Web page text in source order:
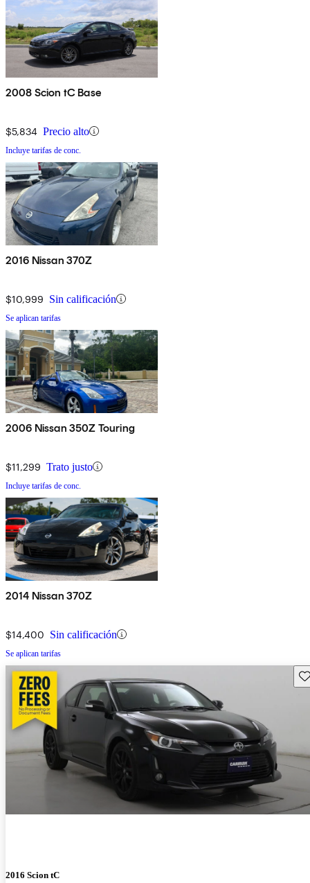
2008 Scion tC Base
$5,834 Precio alto
Incluye tarifas de conc.
2016 Nissan 370Z
$10,999 Sin calificación
Se aplican tarifas
2006 Nissan 350Z Touring
$11,299 Trato justo
Incluye tarifas de conc.
2014 Nissan 370Z
$14,400 Sin calificación
Se aplican tarifas
2016 Scion tC